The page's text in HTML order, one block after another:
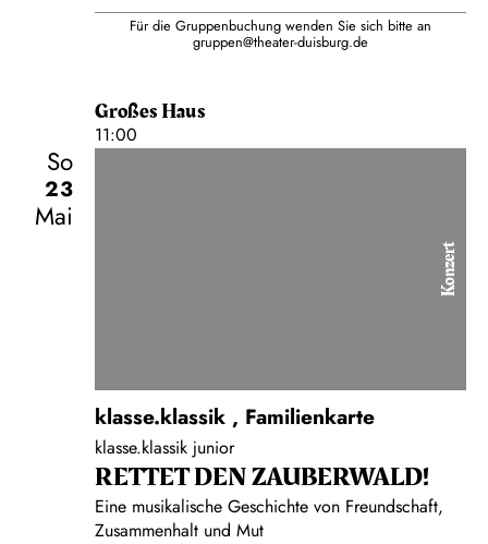
Für die Gruppenbuchung wenden Sie sich bitte an
gruppen@theater-duisburg.de
Großes Haus
11:00
So
23
Mai
Konzert
klasse.klassik , Familienkarte
klasse.klassik junior
RETTET DEN ZAUBERWALD!
Eine musikalische Geschichte von Freundschaft,
Zusammenhalt und Mut